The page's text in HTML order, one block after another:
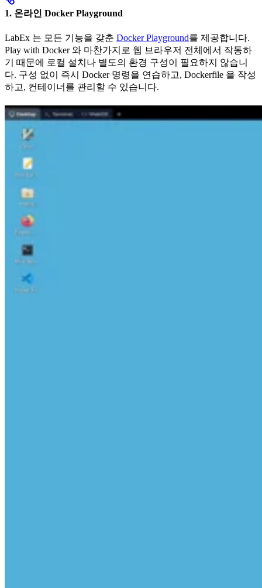
1. 온라인 Docker Playground
LabEx 는 모든 기능을 갖춘 Docker Playground를 제공합니다.
Play with Docker 와 마찬가지로 웹 브라우저 전체에서 작동하
기 때문에 로컬 설치나 별도의 환경 구성이 필요하지 않습니
다. 구성 없이 즉시 Docker 명령을 연습하고, Dockerfile 을 작성
하고, 컨테이너를 관리할 수 있습니다.